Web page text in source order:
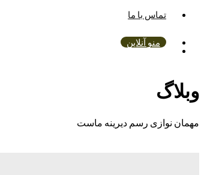
تماس با ما
منو آنلاین
وبلاگ
مهمان نوازی رسم دیرینه ماست